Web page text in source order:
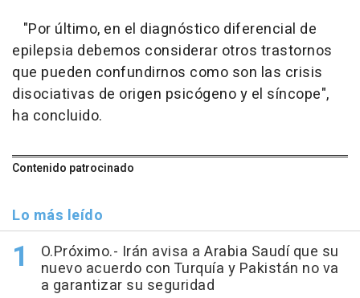
"Por último, en el diagnóstico diferencial de
epilepsia debemos considerar otros trastornos
que pueden confundirnos como son las crisis
disociativas de origen psicógeno y el síncope",
ha concluido.
Contenido patrocinado
Lo más leído
O.Próximo.- Irán avisa a Arabia Saudí que su
nuevo acuerdo con Turquía y Pakistán no va
a garantizar su seguridad